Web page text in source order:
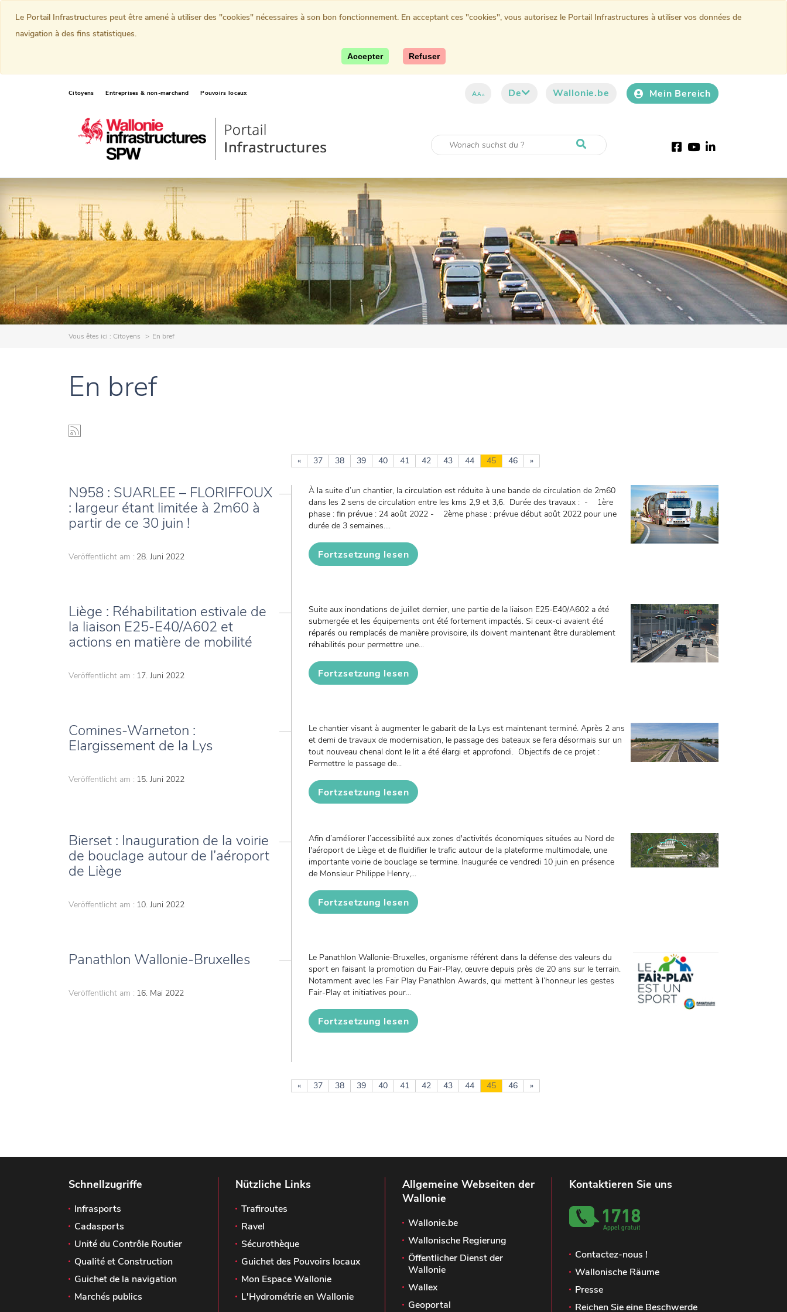
Citoyens Entreprises & non-marchand Pouvoirs locaux AAA De Wallonie.be Mein Bereich
Facebook
YoutubeLinkedIn
Vous êtes ici : Citoyens En bref
En bref
« 37 38 39 40 41 42 43 44 45 46 »
N958 : SUARLEE – FLORIFFOUX
: largeur étant limitée à 2m60 à
partir de ce 30 juin !
Veröffentlicht am : 28. Juni 2022
À la suite d’un chantier, la circulation est réduite à une bande de circulation de 2m60
dans les 2 sens de circulation entre les kms 2,9 et 3,6. Durée des travaux : - 1ère
phase : fin prévue : 24 août 2022 - 2ème phase : prévue début août 2022 pour une
durée de 3 semaines....
Fortzsetzung lesen
Liège : Réhabilitation estivale de
la liaison E25-E40/A602 et
actions en matière de mobilité
Veröffentlicht am : 17. Juni 2022
Suite aux inondations de juillet dernier, une partie de la liaison E25-E40/A602 a été
submergée et les équipements ont été fortement impactés. Si ceux-ci avaient été
réparés ou remplacés de manière provisoire, ils doivent maintenant être durablement
réhabilités pour permettre une...
Fortzsetzung lesen
Comines-Warneton :
Elargissement de la Lys
Veröffentlicht am : 15. Juni 2022
Le chantier visant à augmenter le gabarit de la Lys est maintenant terminé. Après 2 ans
et demi de travaux de modernisation, le passage des bateaux se fera désormais sur un
tout nouveau chenal dont le lit a été élargi et approfondi. Objectifs de ce projet :
Permettre le passage de...
Fortzsetzung lesen
Bierset : Inauguration de la voirie
de bouclage autour de l’aéroport
de Liège
Veröffentlicht am : 10. Juni 2022
Afin d’améliorer l’accessibilité aux zones d'activités économiques situées au Nord de
l'aéroport de Liège et de fluidifier le trafic autour de la plateforme multimodale, une
importante voirie de bouclage se termine. Inaugurée ce vendredi 10 juin en présence
de Monsieur Philippe Henry,...
Fortzsetzung lesen
Panathlon Wallonie-Bruxelles
Veröffentlicht am : 16. Mai 2022
Le Panathlon Wallonie-Bruxelles, organisme référent dans la défense des valeurs du
sport en faisant la promotion du Fair-Play, œuvre depuis près de 20 ans sur le terrain.
Notamment avec les Fair Play Panathlon Awards, qui mettent à l’honneur les gestes
Fair-Play et initiatives pour...
Fortzsetzung lesen
« 37 38 39 40 41 42 43 44 45 46 »
Schnellzugriffe
Infrasports
Cadasports
Unité du Contrôle Routier
Qualité et Construction
Guichet de la navigation
Marchés publics
Nützliche Links
Trafiroutes
Ravel
Sécurothèque
Guichet des Pouvoirs locaux
Mon Espace Wallonie
L'Hydrométrie en Wallonie
Allgemeine Webseiten der
Wallonie
Wallonie.be
Wallonische Regierung
Öffentlicher Dienst der
Wallonie
Wallex
Geoportal
Kontaktieren Sie uns
Contactez-nous !
Wallonische Räume
Presse
Reichen Sie eine Beschwerde
Le Portail Infrastructures peut être amené à utiliser des "cookies" nécessaires à son bon fonctionnement. En acceptant ces "cookies", vous autorisez le Portail Infrastructures à utiliser vos données de
navigation à des fins statistiques.
Accepter Refuser